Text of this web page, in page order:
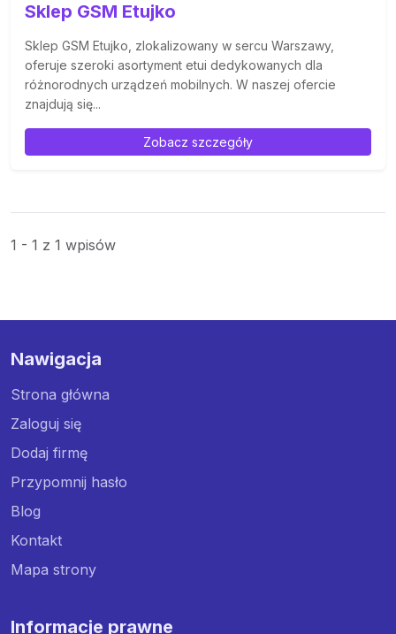
Sklep GSM Etujko
Sklep GSM Etujko, zlokalizowany w sercu Warszawy,
oferuje szeroki asortyment etui dedykowanych dla
różnorodnych urządzeń mobilnych. W naszej ofercie
znajdują się...
Zobacz szczegóły
1 - 1 z 1 wpisów
Nawigacja
Strona główna
Zaloguj się
Dodaj firmę
Przypomnij hasło
Blog
Kontakt
Mapa strony
Informacje prawne